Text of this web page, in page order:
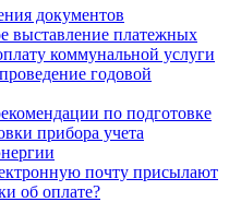
документов
выставление платежных
коммунальной услуги
годовой
по подготовке
прибора учета
почту присылают
об оплате?